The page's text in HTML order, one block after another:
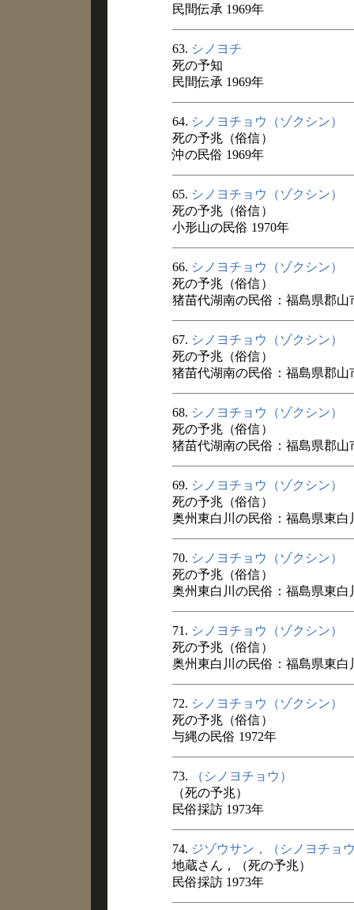
民間伝承 1969年
63. シノヨチ
死の予知
民間伝承 1969年
64. シノヨチョウ（ゾクシン）
死の予兆（俗信）
沖の民俗 1969年
65. シノヨチョウ（ゾクシン）
死の予兆（俗信）
小形山の民俗 1970年
66. シノヨチョウ（ゾクシン）
死の予兆（俗信）
猪苗代湖南の民俗：福島県郡山
67. シノヨチョウ（ゾクシン）
死の予兆（俗信）
猪苗代湖南の民俗：福島県郡山
68. シノヨチョウ（ゾクシン）
死の予兆（俗信）
猪苗代湖南の民俗：福島県郡山
69. シノヨチョウ（ゾクシン）
死の予兆（俗信）
奥州東白川の民俗：福島県東白
70. シノヨチョウ（ゾクシン）
死の予兆（俗信）
奥州東白川の民俗：福島県東白
71. シノヨチョウ（ゾクシン）
死の予兆（俗信）
奥州東白川の民俗：福島県東白
72. シノヨチョウ（ゾクシン）
死の予兆（俗信）
与縄の民俗 1972年
73.
（シノヨチョウ）
（死の予兆）
民俗採訪 1973年
74. ジゾウサン，（シノヨチョ
地蔵さん，（死の予兆）
民俗採訪 1973年